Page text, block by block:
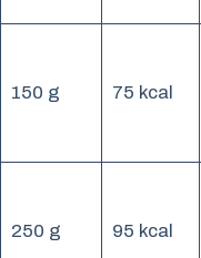
150 g 75 kcal
250 g 95 kcal